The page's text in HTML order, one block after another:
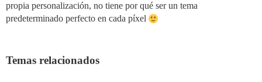
propia personalización, no tiene por qué ser un tema
predeterminado perfecto en cada píxel
Temas relacionados